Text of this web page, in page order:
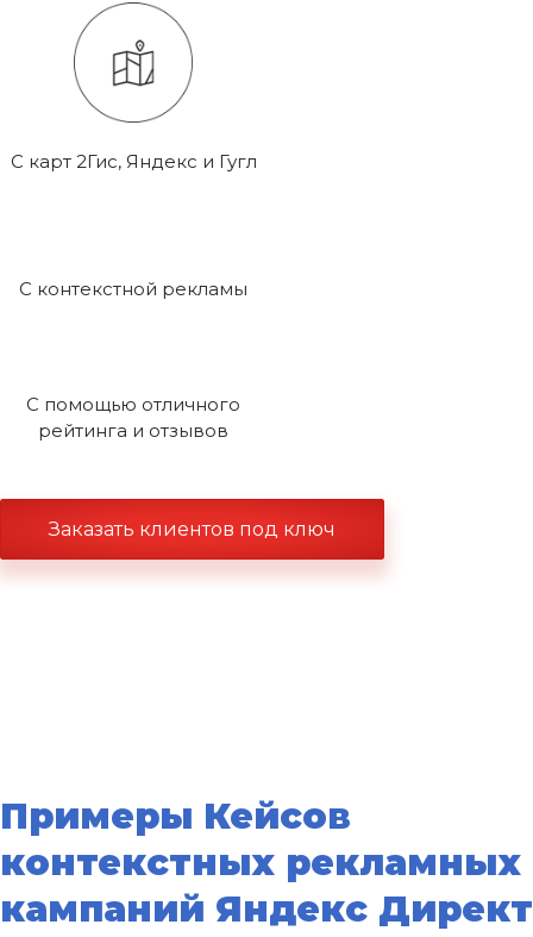
С карт 2Гис, Яндекс и Гугл
С контекстной рекламы
С помощью отличного
рейтинга и отзывов
Заказать клиентов под ключ
Примеры Кейсов
контекстных рекламных
кампаний Яндекс Директ